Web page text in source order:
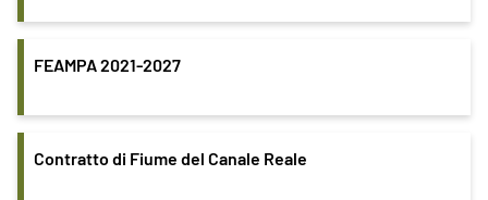
FEAMPA 2021-2027
Contratto di Fiume del Canale Reale